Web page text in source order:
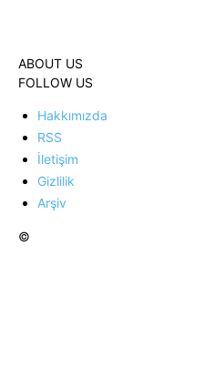
ABOUT US
FOLLOW US
Hakkımızda
RSS
İletişim
Gizlilik
Arşiv
©